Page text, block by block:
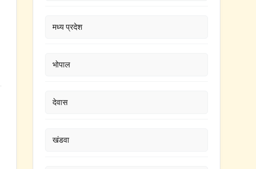
मध्य प्रदेश
भोपाल
देवास
खंडवा